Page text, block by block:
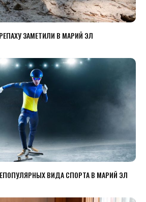
ЗАМЕТИЛИ В МАРИЙ ЭЛ
ВИДА СПОРТА В МАРИЙ ЭЛ